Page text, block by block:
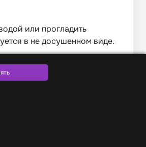
или прогладить
в не досушенном виде.